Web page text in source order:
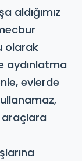
aldığımız
olarak
aydınlatma
evlerde
araçlara